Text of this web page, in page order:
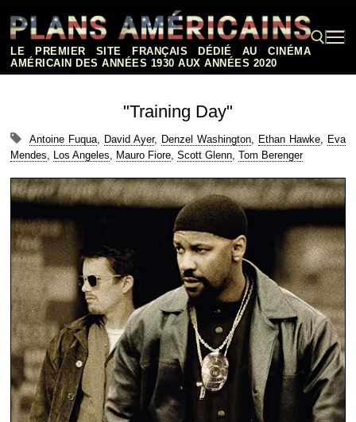
contenu
LE PREMIER SITE FRANÇAIS DÉDIÉ AU CINÉMA
AMÉRICAIN DES ANNÉES 1930 AUX ANNÉES 2020
"Training Day"
Antoine Fuqua, David Ayer, Denzel Washington, Ethan Hawke, Eva
Mendes, Los Angeles, Mauro Fiore, Scott Glenn, Tom Berenger